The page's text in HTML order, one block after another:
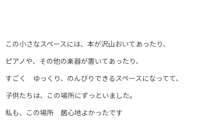
この小さなスペースには、本が沢山おいてあったり、
ピアノや、その他の楽器が置いてあったり、
すごく ゆっくり、のんびりできるスペースになってて、
子供たちは、この場所にずっといました。
私も、この場所 居心地よかったです